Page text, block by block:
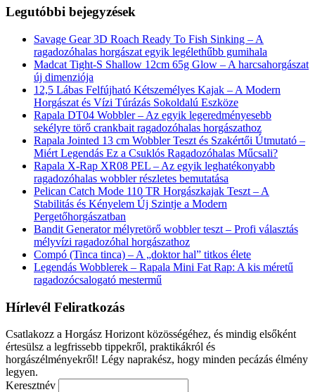
Legutóbbi bejegyzések
Savage Gear 3D Roach Ready To Fish Sinking – A
ragadozóhalas horgászat egyik legélethűbb gumihala
Madcat Tight-S Shallow 12cm 65g Glow – A harcsahorgászat
új dimenziója
12,5 Lábas Felfújható Kétszemélyes Kajak – A Modern
Horgászat és Vízi Túrázás Sokoldalú Eszköze
Rapala DT04 Wobbler – Az egyik legeredményesebb
sekélyre törő crankbait ragadozóhalas horgászathoz
Rapala Jointed 13 cm Wobbler Teszt és Szakértői Útmutató –
Miért Legendás Ez a Csuklós Ragadozóhalas Műcsali?
Rapala X-Rap XR08 PEL – Az egyik leghatékonyabb
ragadozóhalas wobbler részletes bemutatása
Pelican Catch Mode 110 TR Horgászkajak Teszt – A
Stabilitás és Kényelem Új Szintje a Modern
Pergetőhorgászatban
Bandit Generator mélyretörő wobbler teszt – Profi választás
mélyvízi ragadozóhal horgászathoz
Compó (Tinca tinca) – A „doktor hal” titkos élete
Legendás Wobblerek – Rapala Mini Fat Rap: A kis méretű
ragadozócsalogató mestermű
Hírlevél Feliratkozás
Csatlakozz a Horgász Horizont közösségéhez, és mindig elsőként
értesülsz a legfrissebb tippekről, praktikákról és
horgászélményekről! Légy naprakész, hogy minden pecázás élmény
legyen.
Keresztnév